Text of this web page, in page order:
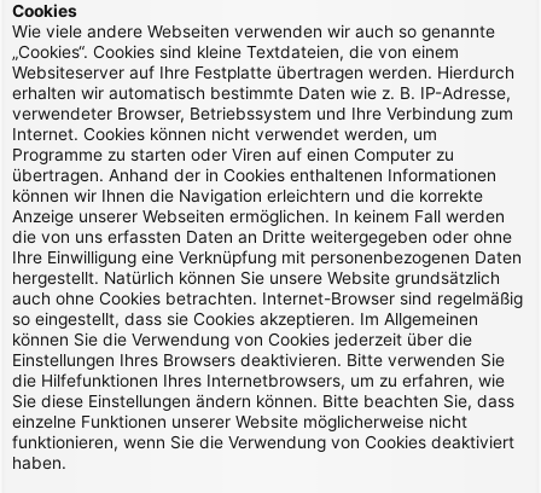
Cookies
Wie viele andere Webseiten verwenden wir auch so genannte
„Cookies“. Cookies sind kleine Textdateien, die von einem
Websiteserver auf Ihre Festplatte übertragen werden. Hierdurch
erhalten wir automatisch bestimmte Daten wie z. B. IP-Adresse,
verwendeter Browser, Betriebssystem und Ihre Verbindung zum
Internet. Cookies können nicht verwendet werden, um
Programme zu starten oder Viren auf einen Computer zu
übertragen. Anhand der in Cookies enthaltenen Informationen
können wir Ihnen die Navigation erleichtern und die korrekte
Anzeige unserer Webseiten ermöglichen. In keinem Fall werden
die von uns erfassten Daten an Dritte weitergegeben oder ohne
Ihre Einwilligung eine Verknüpfung mit personenbezogenen Daten
hergestellt. Natürlich können Sie unsere Website grundsätzlich
auch ohne Cookies betrachten. Internet-Browser sind regelmäßig
so eingestellt, dass sie Cookies akzeptieren. Im Allgemeinen
können Sie die Verwendung von Cookies jederzeit über die
Einstellungen Ihres Browsers deaktivieren. Bitte verwenden Sie
die Hilfefunktionen Ihres Internetbrowsers, um zu erfahren, wie
Sie diese Einstellungen ändern können. Bitte beachten Sie, dass
einzelne Funktionen unserer Website möglicherweise nicht
funktionieren, wenn Sie die Verwendung von Cookies deaktiviert
haben.